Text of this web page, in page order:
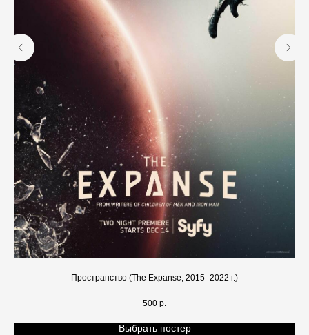
Пространство (The Expanse, 2015–2022 г.)
500 р.
Выбрать постер